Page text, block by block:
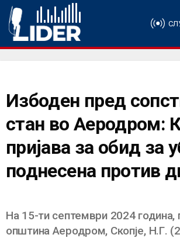
Избоден пред
стан во Аеродром:
пријава за обид за
поднесена против
На 15-ти септември 2024 година,
општина Аеродром, Скопје, Н.Г.